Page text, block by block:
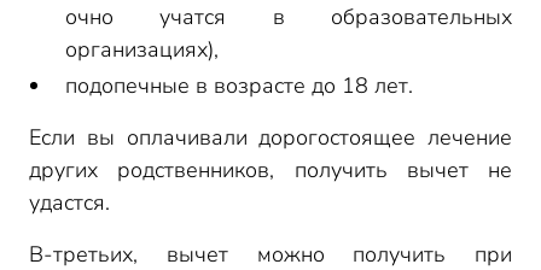
очно учатся в образовательных
организациях),
подопечные в возрасте до 18 лет.
Если вы оплачивали дорогостоящее лечение
других родственников, получить вычет не
удастся.
В-третьих, вычет можно получить при